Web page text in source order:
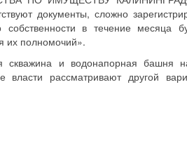
документы, сложно
в течение месяца
их полномочий».
скважина и водонапорная башня
рассматривают другой